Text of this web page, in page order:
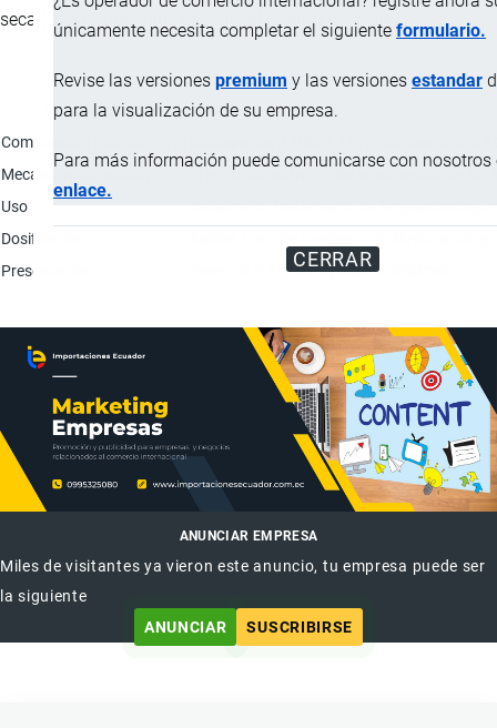
únicamente necesita completar el siguiente formulario.
Revise las versiones premium y las versiones estandar
para la visualización de su empresa.
Para más información puede comunicarse con nosotros
enlace.
CERRAR
seca (QCS) y queratitis superficial crónica (pannus).
Característica
Composición química (p/p)
Mecanismo de acción
El principio activo inhibe la activación de
Uso
Dosificación
Presentación
Pomo de 3.5 g con aplicador oftálmico.
ANUNCIAR EMPRESA
Miles de visitantes ya vieron este anuncio, tu empresa puede ser
la siguiente
ANUNCIAR
SUSCRIBIRSE